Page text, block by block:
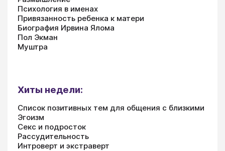
Психология в именах
Привязанность ребенка к матери
Биография Ирвина Ялома
Пол Экман
Муштра
Хиты недели:
Список позитивных тем для общения с близкими
Эгоизм
Секс и подросток
Рассудительность
Интроверт и экстраверт